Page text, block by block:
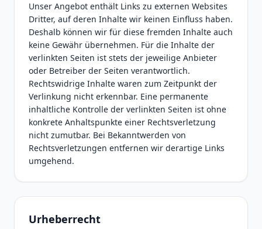
Unser Angebot enthält Links zu externen Websites
Dritter, auf deren Inhalte wir keinen Einfluss haben.
Deshalb können wir für diese fremden Inhalte auch
keine Gewähr übernehmen. Für die Inhalte der
verlinkten Seiten ist stets der jeweilige Anbieter
oder Betreiber der Seiten verantwortlich.
Rechtswidrige Inhalte waren zum Zeitpunkt der
Verlinkung nicht erkennbar. Eine permanente
inhaltliche Kontrolle der verlinkten Seiten ist ohne
konkrete Anhaltspunkte einer Rechtsverletzung
nicht zumutbar. Bei Bekanntwerden von
Rechtsverletzungen entfernen wir derartige Links
umgehend.
Urheberrecht